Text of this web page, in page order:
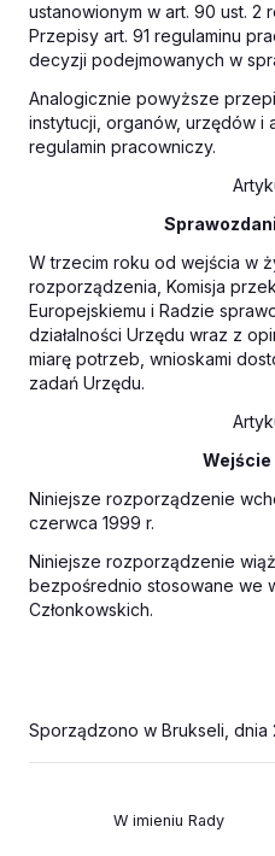
ustanowionym w art. 90 ust. 2
Przepisy art. 91 regulaminu
decyzji podejmowanych w
Analogicznie powyższe
instytucji, organów, urzędów i
regulamin pracowniczy.
W trzecim roku od wejścia w
rozporządzenia, Komisja
Europejskiemu i Radzie
działalności Urzędu wraz z
miarę potrzeb, wnioskami
zadań Urzędu.
Wejście
Niniejsze rozporządzenie
czerwca 1999 r.
Niniejsze rozporządzenie
bezpośrednio stosowane we
Członkowskich.
Sporządzono w Brukseli, dnia
W imieniu Rady